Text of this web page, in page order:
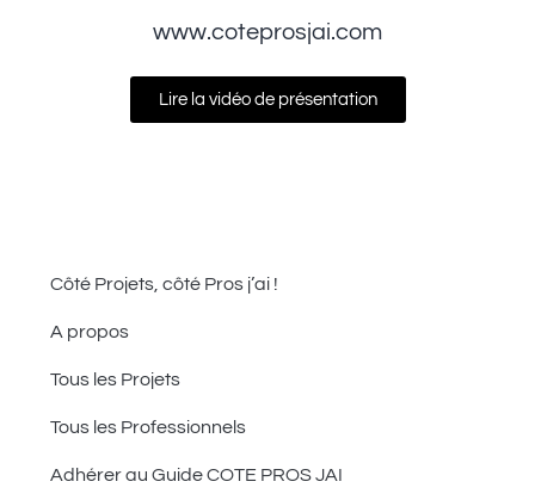
www.coteprosjai.com
Lire la vidéo de présentation
Côté Projets, côté Pros j’ai !
A propos
Tous les Projets
Tous les Professionnels
Adhérer au Guide COTE PROS JAI